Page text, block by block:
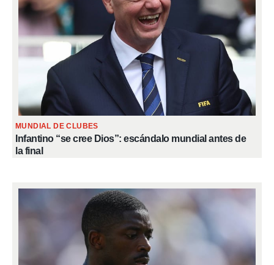
MUNDIAL DE CLUBES
Infantino “se cree Dios”: escándalo mundial antes de
la final